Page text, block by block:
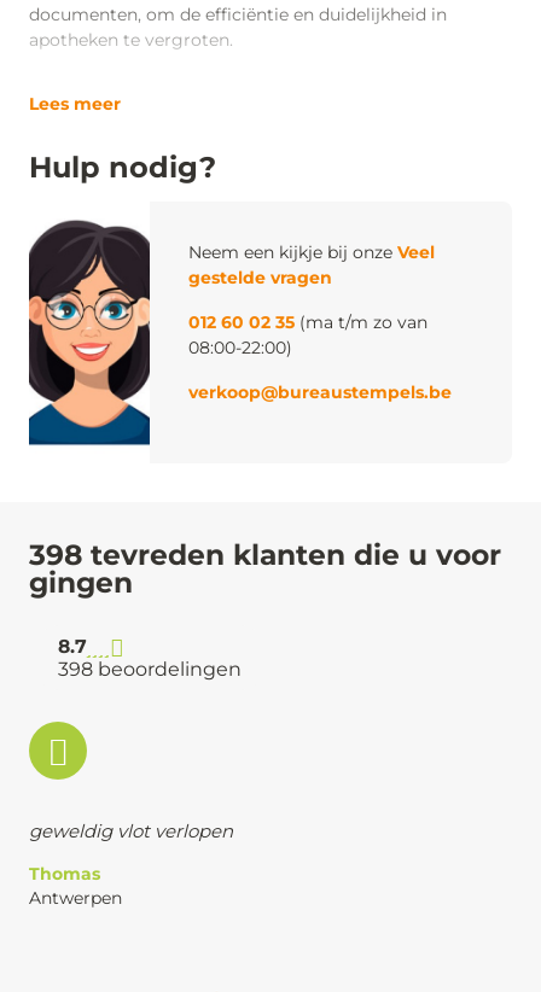
documenten, om de efficiëntie en duidelijkheid in
apotheken te vergroten.
Lees meer
Hulp nodig?
Neem een kijkje bij onze Veel
gestelde vragen
012 60 02 35 (ma t/m zo van
08:00-22:00)
verkoop@bureaustempels.be
398 tevreden klanten die u voor
gingen
8.7
398 beoordelingen
geweldig vlot verlopen
Thomas
Antwerpen